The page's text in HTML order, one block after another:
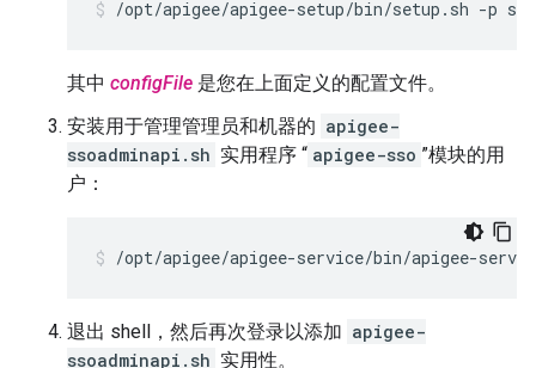
/opt/apigee/apigee-setup/bin/setup.sh -p
其中 configFile 是您在上面定义的配置文件。
安装用于管理管理员和机器的 apigee-
ssoadminapi.sh 实用程序 “ apigee-sso ”模块的用
户：
/opt/apigee/apigee-service/bin/apigee-
退出 shell，然后再次登录以添加 apigee-
ssoadminapi.sh 实用性。